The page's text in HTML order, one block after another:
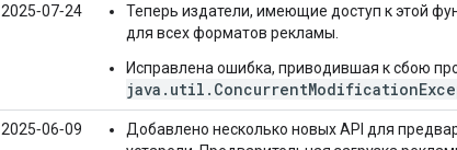
2025‑07‑24
Теперь издатели, имеющие доступ к этой
для всех форматов рекламы.
Исправлена ​​ошибка, приводившая к сбою
2025‑06‑09
Добавлено несколько новых API для